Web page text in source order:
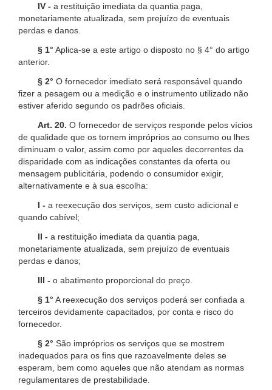
IV - a restituição imediata da quantia paga,
monetariamente atualizada, sem prejuízo de eventuais
perdas e danos.
§ 1° Aplica-se a este artigo o disposto no § 4° do artigo
anterior.
§ 2° O fornecedor imediato será responsável quando
fizer a pesagem ou a medição e o instrumento utilizado não
estiver aferido segundo os padrões oficiais.
Art. 20. O fornecedor de serviços responde pelos vícios
de qualidade que os tornem impróprios ao consumo ou lhes
diminuam o valor, assim como por aqueles decorrentes da
disparidade com as indicações constantes da oferta ou
mensagem publicitária, podendo o consumidor exigir,
alternativamente e à sua escolha:
I - a reexecução dos serviços, sem custo adicional e
quando cabível;
II - a restituição imediata da quantia paga,
monetariamente atualizada, sem prejuízo de eventuais
perdas e danos;
III - o abatimento proporcional do preço.
§ 1° A reexecução dos serviços poderá ser confiada a
terceiros devidamente capacitados, por conta e risco do
fornecedor.
§ 2° São impróprios os serviços que se mostrem
inadequados para os fins que razoavelmente deles se
esperam, bem como aqueles que não atendam as normas
regulamentares de prestabilidade.